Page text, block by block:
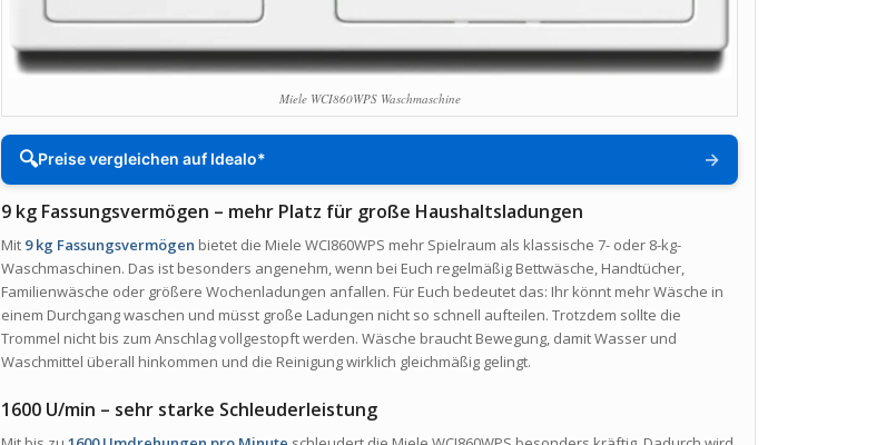
Miele WCI860WPS Waschmaschine
🔍Preise vergleichen auf Idealo* →
9 kg Fassungsvermögen – mehr Platz für große Haushaltsladungen
Mit 9 kg Fassungsvermögen bietet die Miele WCI860WPS mehr Spielraum als klassische 7- oder 8-kg-
Waschmaschinen. Das ist besonders angenehm, wenn bei Euch regelmäßig Bettwäsche, Handtücher,
Familienwäsche oder größere Wochenladungen anfallen. Für Euch bedeutet das: Ihr könnt mehr Wäsche in
einem Durchgang waschen und müsst große Ladungen nicht so schnell aufteilen. Trotzdem sollte die
Trommel nicht bis zum Anschlag vollgestopft werden. Wäsche braucht Bewegung, damit Wasser und
Waschmittel überall hinkommen und die Reinigung wirklich gleichmäßig gelingt.
1600 U/min – sehr starke Schleuderleistung